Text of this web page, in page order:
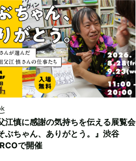
江慎に感謝の気持ちを伝える展覧会
ぶちゃん、ありがとう。』渋谷
で開催